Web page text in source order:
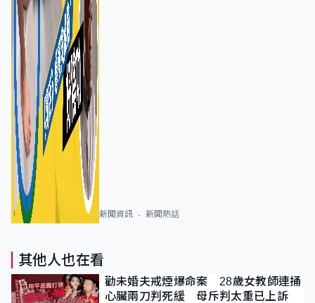
新聞資訊 新聞熱話
其他人也在看
勸未婚夫戒煙爆命案 28歲女教師連捅
心臟兩刀判死緩 母斥判太重已上訴